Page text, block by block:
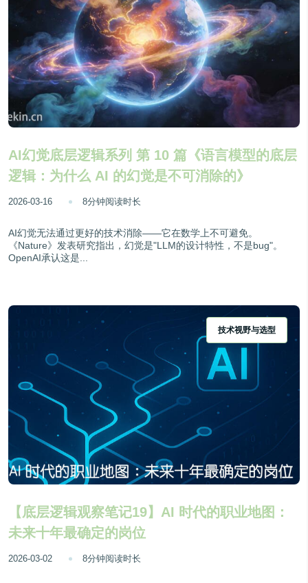
AI幻觉底层逻辑系列 第 10 篇《语言模型的底层
逻辑：为什么 AI 的幻觉是不可消除的》
2026-03-16 8分钟阅读时长
AI幻觉无法通过更好的技术消除——它在数学上不可避免。
《Nature》发表研究指出，幻觉是"LLM的设计特性，不是bug"。
OpenAI承认这是...
技术视野与选型
【底层逻辑观察笔记19】AI 时代的职业地图：
未来十年最确定的岗位
2026-03-02 8分钟阅读时长